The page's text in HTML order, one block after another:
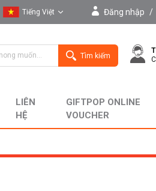
Tiếng Việt
English
Đăng nhập /
Tìm kiếm
LIÊN
HỆ
GIFTPOP ONLINE
VOUCHER